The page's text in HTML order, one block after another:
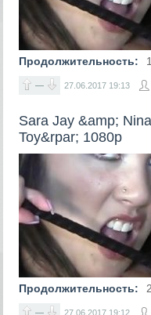
Продолжительность:
— 27.06.2017 19:13
Sara Jay &amp;
Toy&rpar; 1080p
Продолжительность:
— 27.06.2017 19:12